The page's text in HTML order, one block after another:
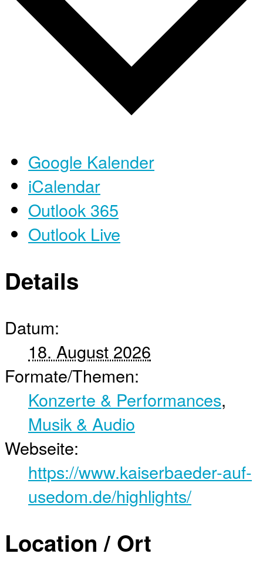
Google Kalender
iCalendar
Outlook 365
Outlook Live
Details
Datum:
18. August 2026
Formate/Themen:
Konzerte & Performances,
Musik & Audio
Webseite:
https://www.kaiserbaeder-auf-
usedom.de/highlights/
Location / Ort